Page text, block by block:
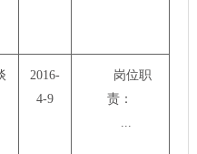
2016-
4-9
岗位职
责：